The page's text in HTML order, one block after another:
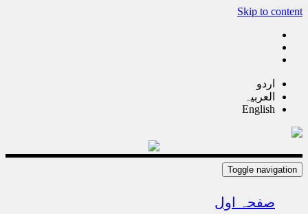
Skip to content
اردو
العربیہ
English
Toggle navigation
صفحہ اول